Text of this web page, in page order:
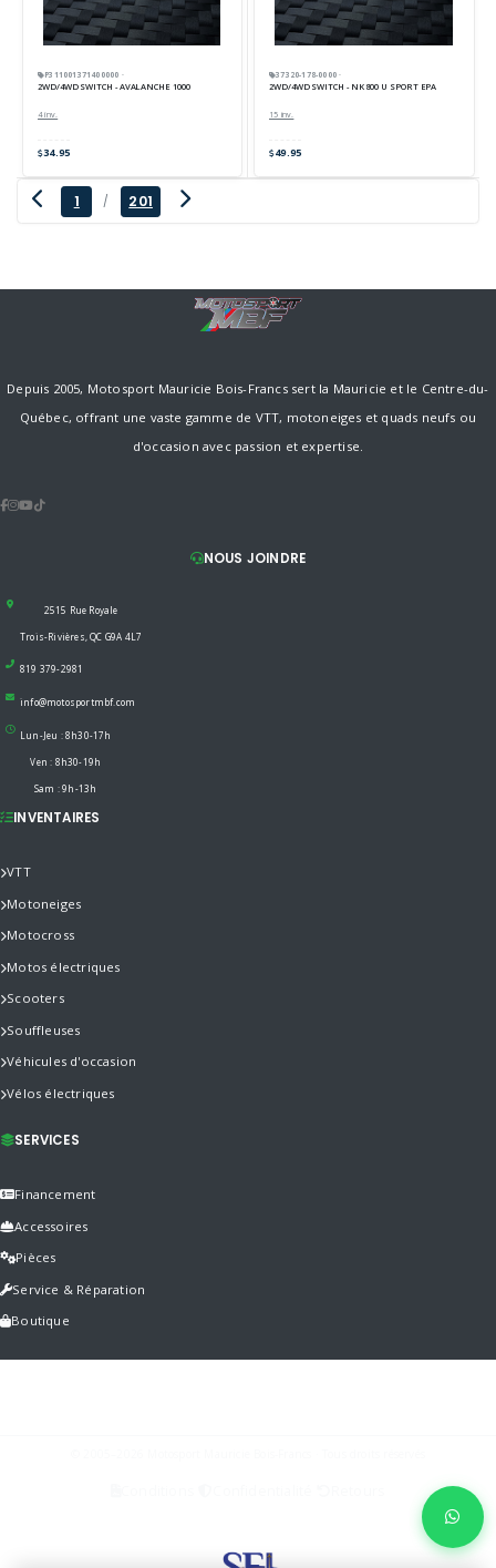
P311001371400000 ·
2WD/4WD SWITCH - AVALANCHE 1000
4 inv.
34.95
37320-178-0000 ·
2WD/4WD SWITCH - NK 800 U SPORT EPA
15 inv.
49.95
1 / 201
Depuis 2005, Motosport Mauricie Bois-Francs sert la Mauricie et le Centre-du-
Québec, offrant une vaste gamme de VTT, motoneiges et quads neufs ou
d'occasion avec passion et expertise.
NOUS JOINDRE
2515 Rue Royale
Trois-Rivières, QC G9A 4L7
819 379-2981
info@motosportmbf.com
Lun-Jeu : 8h30-17h
Ven : 8h30-19h
Sam : 9h-13h
INVENTAIRES
VTT
Motoneiges
Motocross
Motos électriques
Scooters
Souffleuses
Véhicules d'occasion
Vélos électriques
SERVICES
Financement
Accessoires
Pièces
Service & Réparation
Boutique